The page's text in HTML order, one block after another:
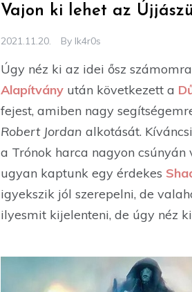
Vajon ki lehet az
2021.11.20. By Ik4r0s
Úgy néz ki az idei ősz
Alapítvány után következett a
fejest, amiben nagy
Robert Jordan alkotását.
a Trónok harca nagyon
ugyan kaptunk egy érdekes
igyekszik jól szerepelni, de
ilyesmit kijelenteni, de úgy néz